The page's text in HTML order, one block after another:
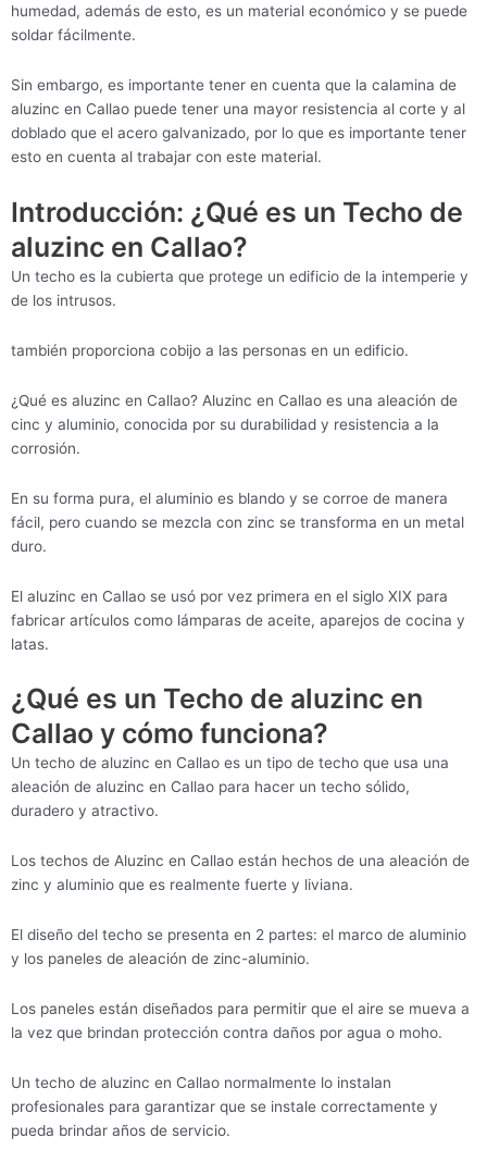
humedad, además de esto, es un material económico y se puede
soldar fácilmente.
Sin embargo, es importante tener en cuenta que la calamina de
aluzinc en Callao puede tener una mayor resistencia al corte y al
doblado que el acero galvanizado, por lo que es importante tener
esto en cuenta al trabajar con este material.
Introducción: ¿Qué es un Techo de
aluzinc en Callao?
Un techo es la cubierta que protege un edificio de la intemperie y
de los intrusos.
también proporciona cobijo a las personas en un edificio.
¿Qué es aluzinc en Callao? Aluzinc en Callao es una aleación de
cinc y aluminio, conocida por su durabilidad y resistencia a la
corrosión.
En su forma pura, el aluminio es blando y se corroe de manera
fácil, pero cuando se mezcla con zinc se transforma en un metal
duro.
El aluzinc en Callao se usó por vez primera en el siglo XIX para
fabricar artículos como lámparas de aceite, aparejos de cocina y
latas.
¿Qué es un Techo de aluzinc en
Callao y cómo funciona?
Un techo de aluzinc en Callao es un tipo de techo que usa una
aleación de aluzinc en Callao para hacer un techo sólido,
duradero y atractivo.
Los techos de Aluzinc en Callao están hechos de una aleación de
zinc y aluminio que es realmente fuerte y liviana.
El diseño del techo se presenta en 2 partes: el marco de aluminio
y los paneles de aleación de zinc-aluminio.
Los paneles están diseñados para permitir que el aire se mueva a
la vez que brindan protección contra daños por agua o moho.
Un techo de aluzinc en Callao normalmente lo instalan
profesionales para garantizar que se instale correctamente y
pueda brindar años de servicio.